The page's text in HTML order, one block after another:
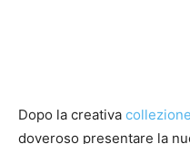
Dopo la creativa
doveroso presentare la